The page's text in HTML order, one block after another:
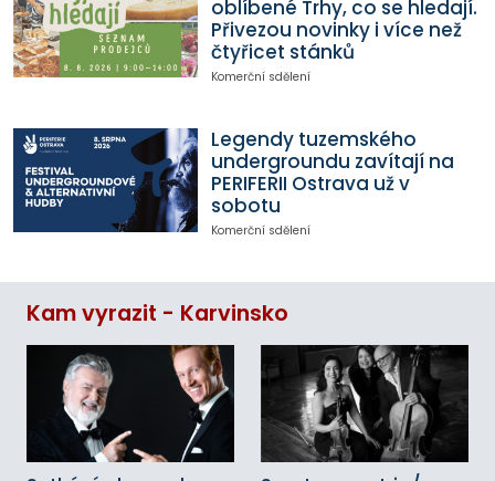
oblíbené Trhy, co se hledají.
Přivezou novinky i více než
čtyřicet stánků
Komerční sdělení
Legendy tuzemského
undergroundu zavítají na
PERIFERII Ostrava už v
sobotu
Komerční sdělení
Kam vyrazit - Karvinsko